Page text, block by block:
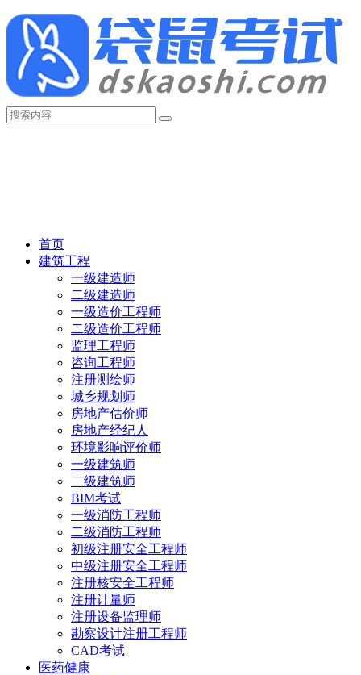
首页
建筑工程
一级建造师
二级建造师
一级造价工程师
二级造价工程师
监理工程师
咨询工程师
注册测绘师
城乡规划师
房地产估价师
房地产经纪人
环境影响评价师
一级建筑师
二级建筑师
BIM考试
一级消防工程师
二级消防工程师
初级注册安全工程师
中级注册安全工程师
注册核安全工程师
注册计量师
注册设备监理师
勘察设计注册工程师
CAD考试
医药健康